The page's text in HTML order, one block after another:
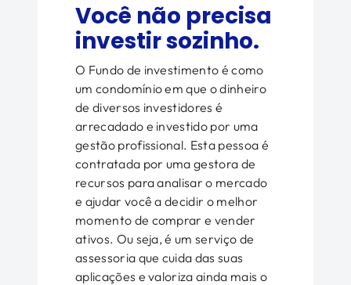
Você não precisa
investir sozinho.
O Fundo de investimento é como
um condomínio em que o dinheiro
de diversos investidores é
arrecadado e investido por uma
gestão profissional. Esta pessoa é
contratada por uma gestora de
recursos para analisar o mercado
e ajudar você a decidir o melhor
momento de comprar e vender
ativos. Ou seja, é um serviço de
assessoria que cuida das suas
aplicações e valoriza ainda mais o